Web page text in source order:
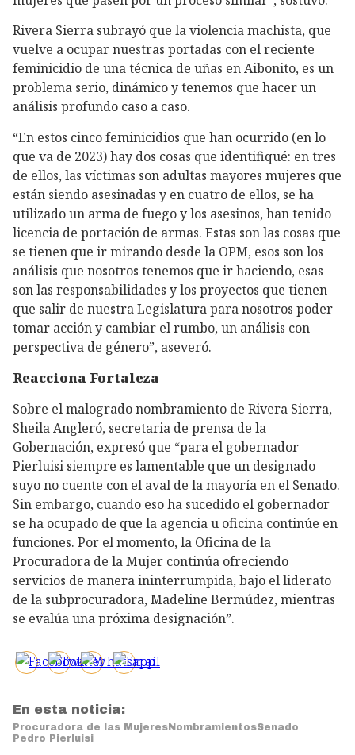
Rivera Sierra subrayó que la violencia machista, que
vuelve a ocupar nuestras portadas con el reciente
feminicidio de una técnica de uñas en Aibonito, es un
problema serio, dinámico y tenemos que hacer un
análisis profundo caso a caso.
“En estos cinco feminicidios que han ocurrido (en lo
que va de 2023) hay dos cosas que identifiqué: en tres
de ellos, las víctimas son adultas mayores mujeres que
están siendo asesinadas y en cuatro de ellos, se ha
utilizado un arma de fuego y los asesinos, han tenido
licencia de portación de armas. Estas son las cosas que
se tienen que ir mirando desde la OPM, esos son los
análisis que nosotros tenemos que ir haciendo, esas
son las responsabilidades y los proyectos que tienen
que salir de nuestra Legislatura para nosotros poder
tomar acción y cambiar el rumbo, un análisis con
perspectiva de género”, aseveró.
Reacciona Fortaleza
Sobre el malogrado nombramiento de Rivera Sierra,
Sheila Angleró, secretaria de prensa de la
Gobernación, expresó que “para el gobernador
Pierluisi siempre es lamentable que un designado
suyo no cuente con el aval de la mayoría en el Senado.
Sin embargo, cuando eso ha sucedido el gobernador
se ha ocupado de que la agencia u oficina continúe en
funciones. Por el momento, la Oficina de la
Procuradora de la Mujer continúa ofreciendo
servicios de manera ininterrumpida, bajo el liderato
de la subprocuradora, Madeline Bermúdez, mientras
se evalúa una próxima designación”.
En esta noticia:
Procuradora de las MujeresNombramientosSenado
Pedro Pierluisi